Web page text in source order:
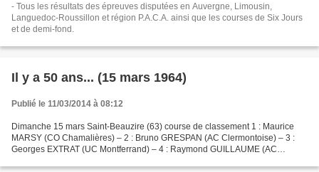
- Tous les résultats des épreuves disputées en Auvergne, Limousin,
Languedoc-Roussillon et région P.A.C.A. ainsi que les courses de Six Jours
et de demi-fond.
Il y a 50 ans... (15 mars 1964)
Publié le 11/03/2014 à 08:12
Dimanche 15 mars Saint-Beauzire (63) course de classement 1 : Maurice
MARSY (CO Chamalières) – 2 : Bruno GRESPAN (AC Clermontoise) – 3 :
Georges EXTRAT (UC Montferrand) – 4 : Raymond GUILLAUME (AC